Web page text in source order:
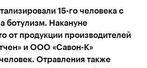
15-го человека с
ботулизм. Накануне
от продукции производителей
и ООО «Савон-К»
Отравления также